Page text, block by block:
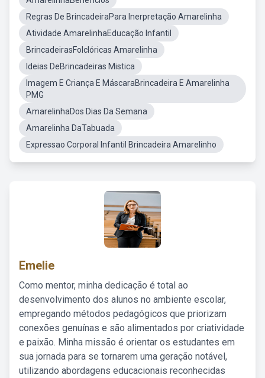
Regras De BrincadeiraPara Inerpretação Amarelinha
Atividade AmarelinhaEducação Infantil
BrincadeirasFolclóricas Amarelinha
Ideias DeBrincadeiras Mistica
Imagem E Criança E MáscaraBrincadeira E Amarelinha
PMG
AmarelinhaDos Dias Da Semana
Amarelinha DaTabuada
Expressao Corporal Infantil Brincadeira Amarelinho
Emelie
Como mentor, minha dedicação é total ao
desenvolvimento dos alunos no ambiente escolar,
empregando métodos pedagógicos que priorizam
conexões genuínas e são alimentados por criatividade
e paixão. Minha missão é orientar os estudantes em
sua jornada para se tornarem uma geração notável,
utilizando abordagens educacionais reconhecidas